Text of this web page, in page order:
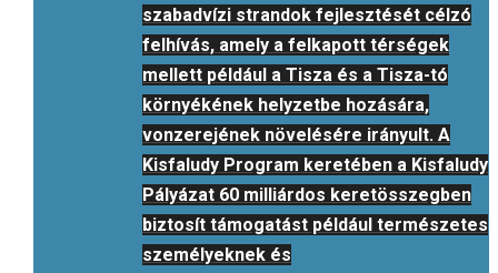
szabadvízi strandok fejlesztését célzó
felhívás, amely a felkapott térségek
mellett például a Tisza és a Tisza-tó
környékének helyzetbe hozására,
vonzerejének növelésére irányult. A
Kisfaludy Program keretében a Kisfaludy
Pályázat 60 milliárdos keretösszegben
biztosít támogatást például természetes
személyeknek és